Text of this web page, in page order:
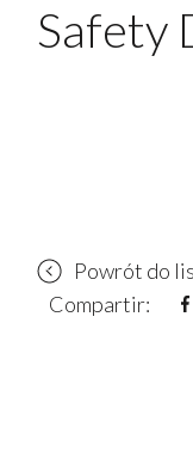
Safety
Powrót do
Compartir: